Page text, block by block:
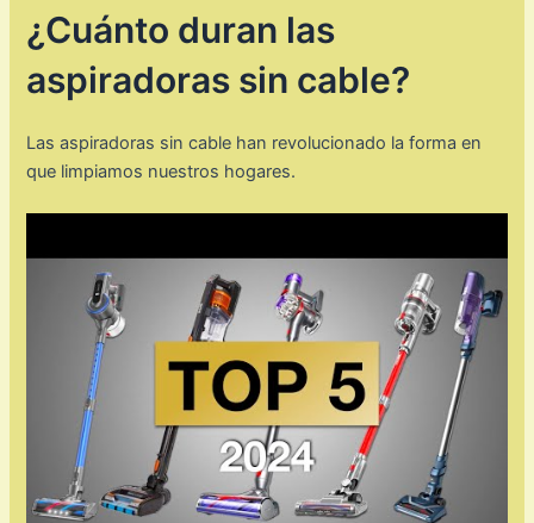
¿Cuánto duran las
aspiradoras sin cable?
Las aspiradoras sin cable han revolucionado la forma en
que limpiamos nuestros hogares.